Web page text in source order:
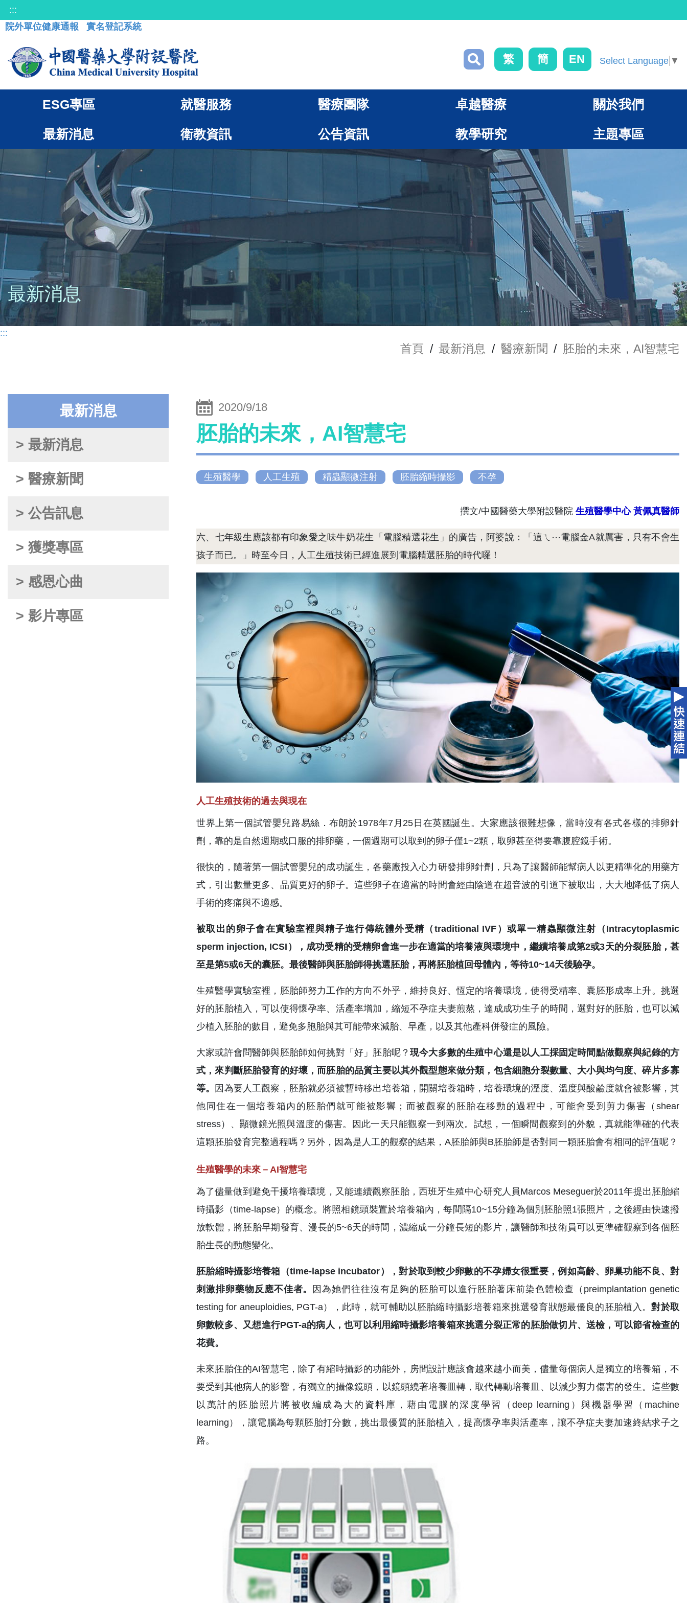
:::
院外單位健康通報
實名登記系統
繁 簡 EN Select Language ▼
ESG專區 就醫服務 醫療團隊 卓越醫療 關於我們
最新消息 衛教資訊 公告資訊 教學研究 主題專區
最新消息
:::
首頁 / 最新消息 / 醫療新聞 / 胚胎的未來，AI智慧宅
最新消息
> 最新消息
> 醫療新聞
> 公告訊息
> 獲獎專區
> 感恩心曲
> 影片專區
2020/9/18
胚胎的未來，AI智慧宅
生殖醫學 人工生殖 精蟲顯微注射 胚胎縮時攝影 不孕
撰文/中國醫藥大學附設醫院 生殖醫學中心 黃佩真醫師
六、七年級生應該都有印象愛之味牛奶花生「電腦精選花生」的廣告，阿婆說：「這ㄟ⋯電腦金A就厲害，只有不會生
孩子而已。」時至今日，人工生殖技術已經進展到電腦精選胚胎的時代囉！
人工生殖技術的過去與現在
世界上第一個試管嬰兒路易絲．布朗於1978年7月25日在英國誕生。大家應該很難想像，當時沒有各式各樣的排卵針
劑，靠的是自然週期或口服的排卵藥，一個週期可以取到的卵子僅1~2顆，取卵甚至得要靠腹腔鏡手術。
很快的，隨著第一個試管嬰兒的成功誕生，各藥廠投入心力研發排卵針劑，只為了讓醫師能幫病人以更精準化的用藥方
式，引出數量更多、品質更好的卵子。這些卵子在適當的時間會經由陰道在超音波的引道下被取出，大大地降低了病人
手術的疼痛與不適感。
被取出的卵子會在實驗室裡與精子進行傳統體外受精（traditional IVF）或單一精蟲顯微注射（Intracytoplasmic
sperm injection, ICSI），成功受精的受精卵會進一步在適當的培養液與環境中，繼續培養成第2或3天的分裂胚胎，甚
至是第5或6天的囊胚。最後醫師與胚胎師得挑選胚胎，再將胚胎植回母體內，等待10~14天後驗孕。
生殖醫學實驗室裡，胚胎師努力工作的方向不外乎，維持良好、恆定的培養環境，使得受精率、囊胚形成率上升。挑選
好的胚胎植入，可以使得懷孕率、活產率增加，縮短不孕症夫妻煎熬，達成成功生子的時間，選對好的胚胎，也可以減
少植入胚胎的數目，避免多胞胎與其可能帶來減胎、早產，以及其他產科併發症的風險。
大家或許會問醫師與胚胎師如何挑對「好」胚胎呢？現今大多數的生殖中心還是以人工採固定時間點做觀察與紀錄的方
式，來判斷胚胎發育的好壞，而胚胎的品質主要以其外觀型態來做分類，包含細胞分裂數量、大小與均勻度、碎片多寡
等。
因為要人工觀察，胚胎就必須被暫時移出培養箱，開關培養箱時，培養環境的溼度、溫度與酸鹼度就會被影響，其
他同住在一個培養箱內的胚胎們就可能被影響；而被觀察的胚胎在移動的過程中，可能會受到剪力傷害（shear
stress）、顯微鏡光照與溫度的傷害。因此一天只能觀察一到兩次。試想，一個瞬間觀察到的外貌，真就能準確的代表
這顆胚胎發育完整過程嗎？另外，因為是人工的觀察的結果，A胚胎師與B胚胎師是否對同一顆胚胎會有相同的評值呢？
生殖醫學的未來－AI智慧宅
為了儘量做到避免干擾培養環境，又能連續觀察胚胎，西班牙生殖中心研究人員Marcos Meseguer於2011年提出胚胎縮
時攝影（time-lapse）的概念。將照相鏡頭裝置於培養箱內，每間隔10~15分鐘為個別胚胎照1張照片，之後經由快速撥
放軟體，將胚胎早期發育、漫長的5~6天的時間，濃縮成一分鐘長短的影片，讓醫師和技術員可以更準確觀察到各個胚
胎生長的動態變化。
胚胎縮時攝影培養箱（time-lapse incubator），對於取到較少卵數的不孕婦女很重要，例如高齡、卵巢功能不良、對
刺激排卵藥物反應不佳者。
因為她們往往沒有足夠的胚胎可以進行胚胎著床前染色體檢查（preimplantation genetic
testing for aneuploidies, PGT-a），此時，就可輔助以胚胎縮時攝影培養箱來挑選發育狀態最優良的胚胎植入。對於取
卵數較多、又想進行PGT-a的病人，也可以利用縮時攝影培養箱來挑選分裂正常的胚胎做切片、送檢，可以節省檢查的
花費。
未來胚胎住的AI智慧宅，除了有縮時攝影的功能外，房間設計應該會越來越小而美，儘量每個病人是獨立的培養箱，不
要受到其他病人的影響，有獨立的攝像鏡頭，以鏡頭繞著培養皿轉，取代轉動培養皿、以減少剪力傷害的發生。這些數
以萬計的胚胎照片將被收編成為大的資料庫，藉由電腦的深度學習（deep learning）與機器學習（machine
learning），讓電腦為每顆胚胎打分數，挑出最優質的胚胎植入，提高懷孕率與活產率，讓不孕症夫妻加速終結求子之
路。